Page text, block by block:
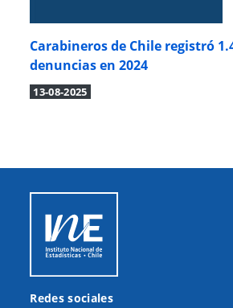
Carabineros de Chile registró
denuncias en 2024
13-08-2025
Redes sociales